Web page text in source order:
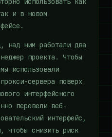
и в новом
над ним работали два
проекта. Чтобы
использовали
сервера поверх
интерфейсного
перевели веб-
интерфейс,
чтобы снизить риск